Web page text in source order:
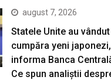
august 7, 2026
Statele Unite au
cumpăra yeni
informa Banca
Ce spun analiștii